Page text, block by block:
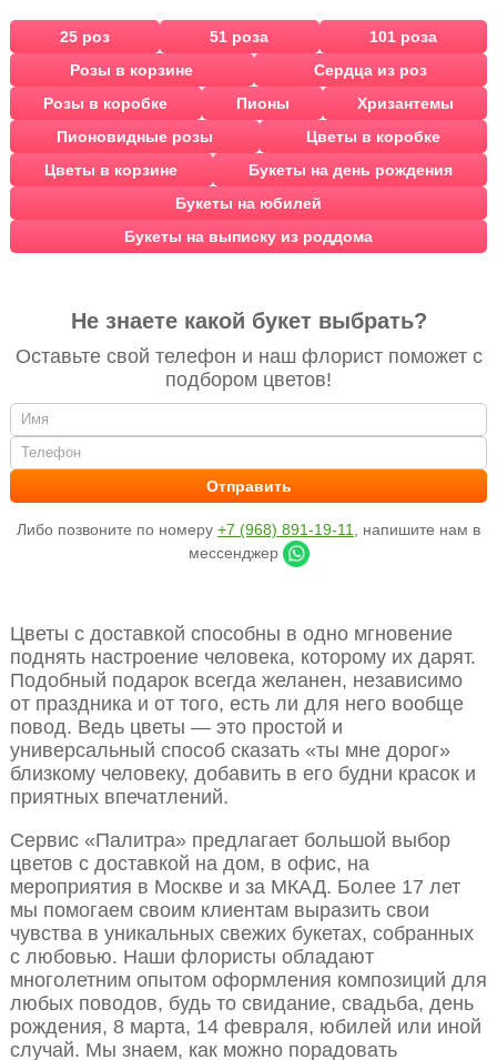
25 роз 51 роза
101 роза
Розы в корзине
Сердца из роз
Розы в коробке
Пионы
Хризантемы
Пионовидные розы
Цветы в коробке
Цветы в корзине
Букеты на день рождения
Букеты на юбилей
Букеты на выписку из роддома
Не знаете какой букет выбрать?
Оставьте свой телефон и наш флорист поможет с
подбором цветов!
Либо позвоните по номеру +7 (968) 891-19-11
, напишите нам в
мессенджер
Цветы с доставкой способны в одно мгновение
поднять настроение человека, которому их дарят.
Подобный подарок всегда желанен, независимо
от праздника и от того, есть ли для него вообще
повод. Ведь цветы — это простой и
универсальный способ сказать «ты мне дорог»
близкому человеку, добавить в его будни красок и
приятных впечатлений.
Сервис «Палитра» предлагает большой выбор
цветов с доставкой на дом, в офис, на
мероприятия в Москве и за МКАД. Более 17 лет
мы помогаем своим клиентам выразить свои
чувства в уникальных свежих букетах, собранных
с любовью. Наши флористы обладают
многолетним опытом оформления композиций для
любых поводов, будь то свидание, свадьба, день
рождения, 8 марта, 14 февраля, юбилей или иной
случай. Мы знаем, как можно порадовать